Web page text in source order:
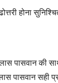
होना
की
पासवान सही